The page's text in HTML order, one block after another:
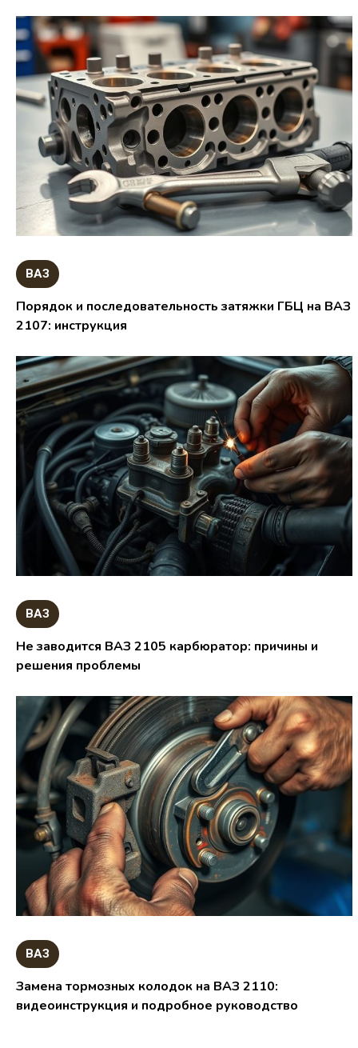
ВАЗ
Порядок и последовательность затяжки ГБЦ на ВАЗ
2107: инструкция
ВАЗ
Не заводится ВАЗ 2105 карбюратор: причины и
решения проблемы
ВАЗ
Замена тормозных колодок на ВАЗ 2110:
видеоинструкция и подробное руководство